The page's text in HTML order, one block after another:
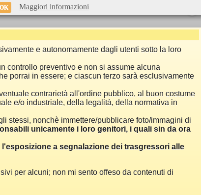
e autonomamente dagli utenti sotto la loro
controllo preventivo e non si assume alcuna
porrai in essere; e ciascun terzo sarà esclusivamente
contrarietà all'ordine pubblico, al buon costume
e/o industriale, della legalità, della normativa in
stessi, nonchè immettere/pubblicare foto/immagini di
unicamente i loro genitori, i quali sin da ora
a segnalazione dei trasgressori alle
per alcuni; non mi sento offeso da contenuti di
OK Maggiori informazioni